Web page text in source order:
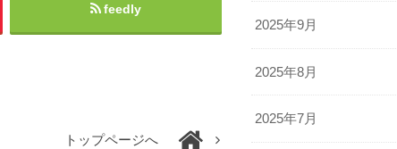
feedly
トップページへ
2025年9月
2025年8月
2025年7月